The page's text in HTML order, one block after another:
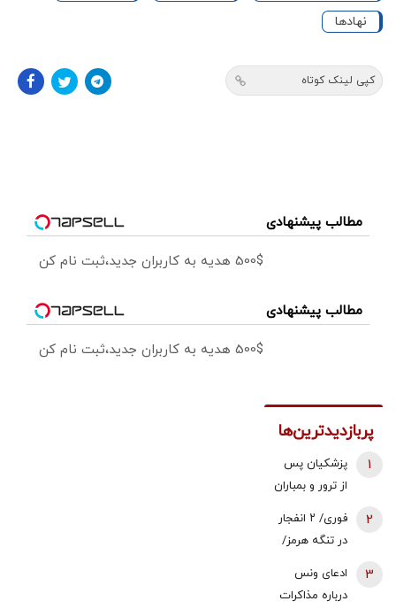
نهادها
کپی لینک کوتاه
مطالب پیشنهادی
500$ هدیه به کاربران جدید،ثبت نام کن
مطالب پیشنهادی
500$ هدیه به کاربران جدید،ثبت نام کن
پربازدیدترین‌ها
پزشکیان پس
از ترور و بمباران
بلافاصله به
ملاقات رهبری
رفت/ واکنش
رهبر شهید
1
فوری/ ۲ انفجار
در تنگه هرمز/
عبور از تنگه
2
ادعای ونس
درباره مذاکرات
3